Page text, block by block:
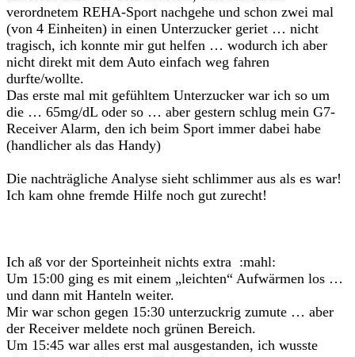
verordnetem REHA-Sport nachgehe und schon zwei mal
(von 4 Einheiten) in einen Unterzucker geriet … nicht
tragisch, ich konnte mir gut helfen … wodurch ich aber
nicht direkt mit dem Auto einfach weg fahren
durfte/wollte.
Das erste mal mit gefühltem Unterzucker war ich so um
die … 65mg/dL oder so … aber gestern schlug mein G7-
Receiver Alarm, den ich beim Sport immer dabei habe
(handlicher als das Handy)
Die nachträgliche Analyse sieht schlimmer aus als es war!
Ich kam ohne fremde Hilfe noch gut zurecht!
Ich aß vor der Sporteinheit nichts extra :mahl:
Um 15:00 ging es mit einem „leichten“ Aufwärmen los …
und dann mit Hanteln weiter.
Mir war schon gegen 15:30 unterzuckrig zumute … aber
der Receiver meldete noch grünen Bereich.
Um 15:45 war alles erst mal ausgestanden, ich wusste